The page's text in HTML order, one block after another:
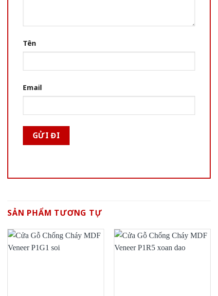
Tên
Email
SẢN PHẨM TƯƠNG TỰ